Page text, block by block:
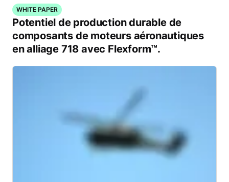
WHITE PAPER
Potentiel de production durable de
composants de moteurs aéronautiques
en alliage 718 avec Flexform™.